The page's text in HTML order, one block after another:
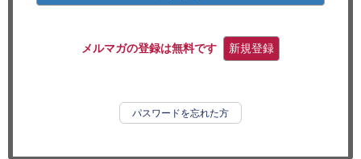
メルマガの登録は無料です 新規登録
パスワードを忘れた方